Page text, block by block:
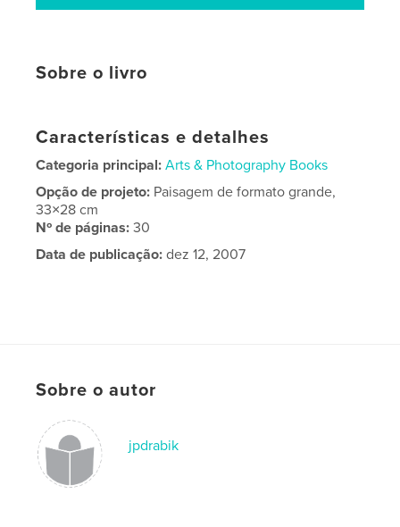
Sobre o livro
Características e detalhes
Categoria principal: Arts & Photography Books
Opção de projeto: Paisagem de formato grande,
33×28 cm
Nº de páginas:30
Data de publicação: dez 12, 2007
Sobre o autor
jpdrabik